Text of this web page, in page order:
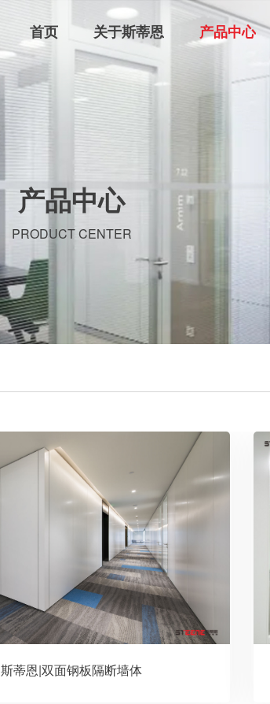
首页 关于斯蒂恩 产品中心
产品中心
PRODUCT CENTER
斯蒂恩|双面钢板隔断墙体